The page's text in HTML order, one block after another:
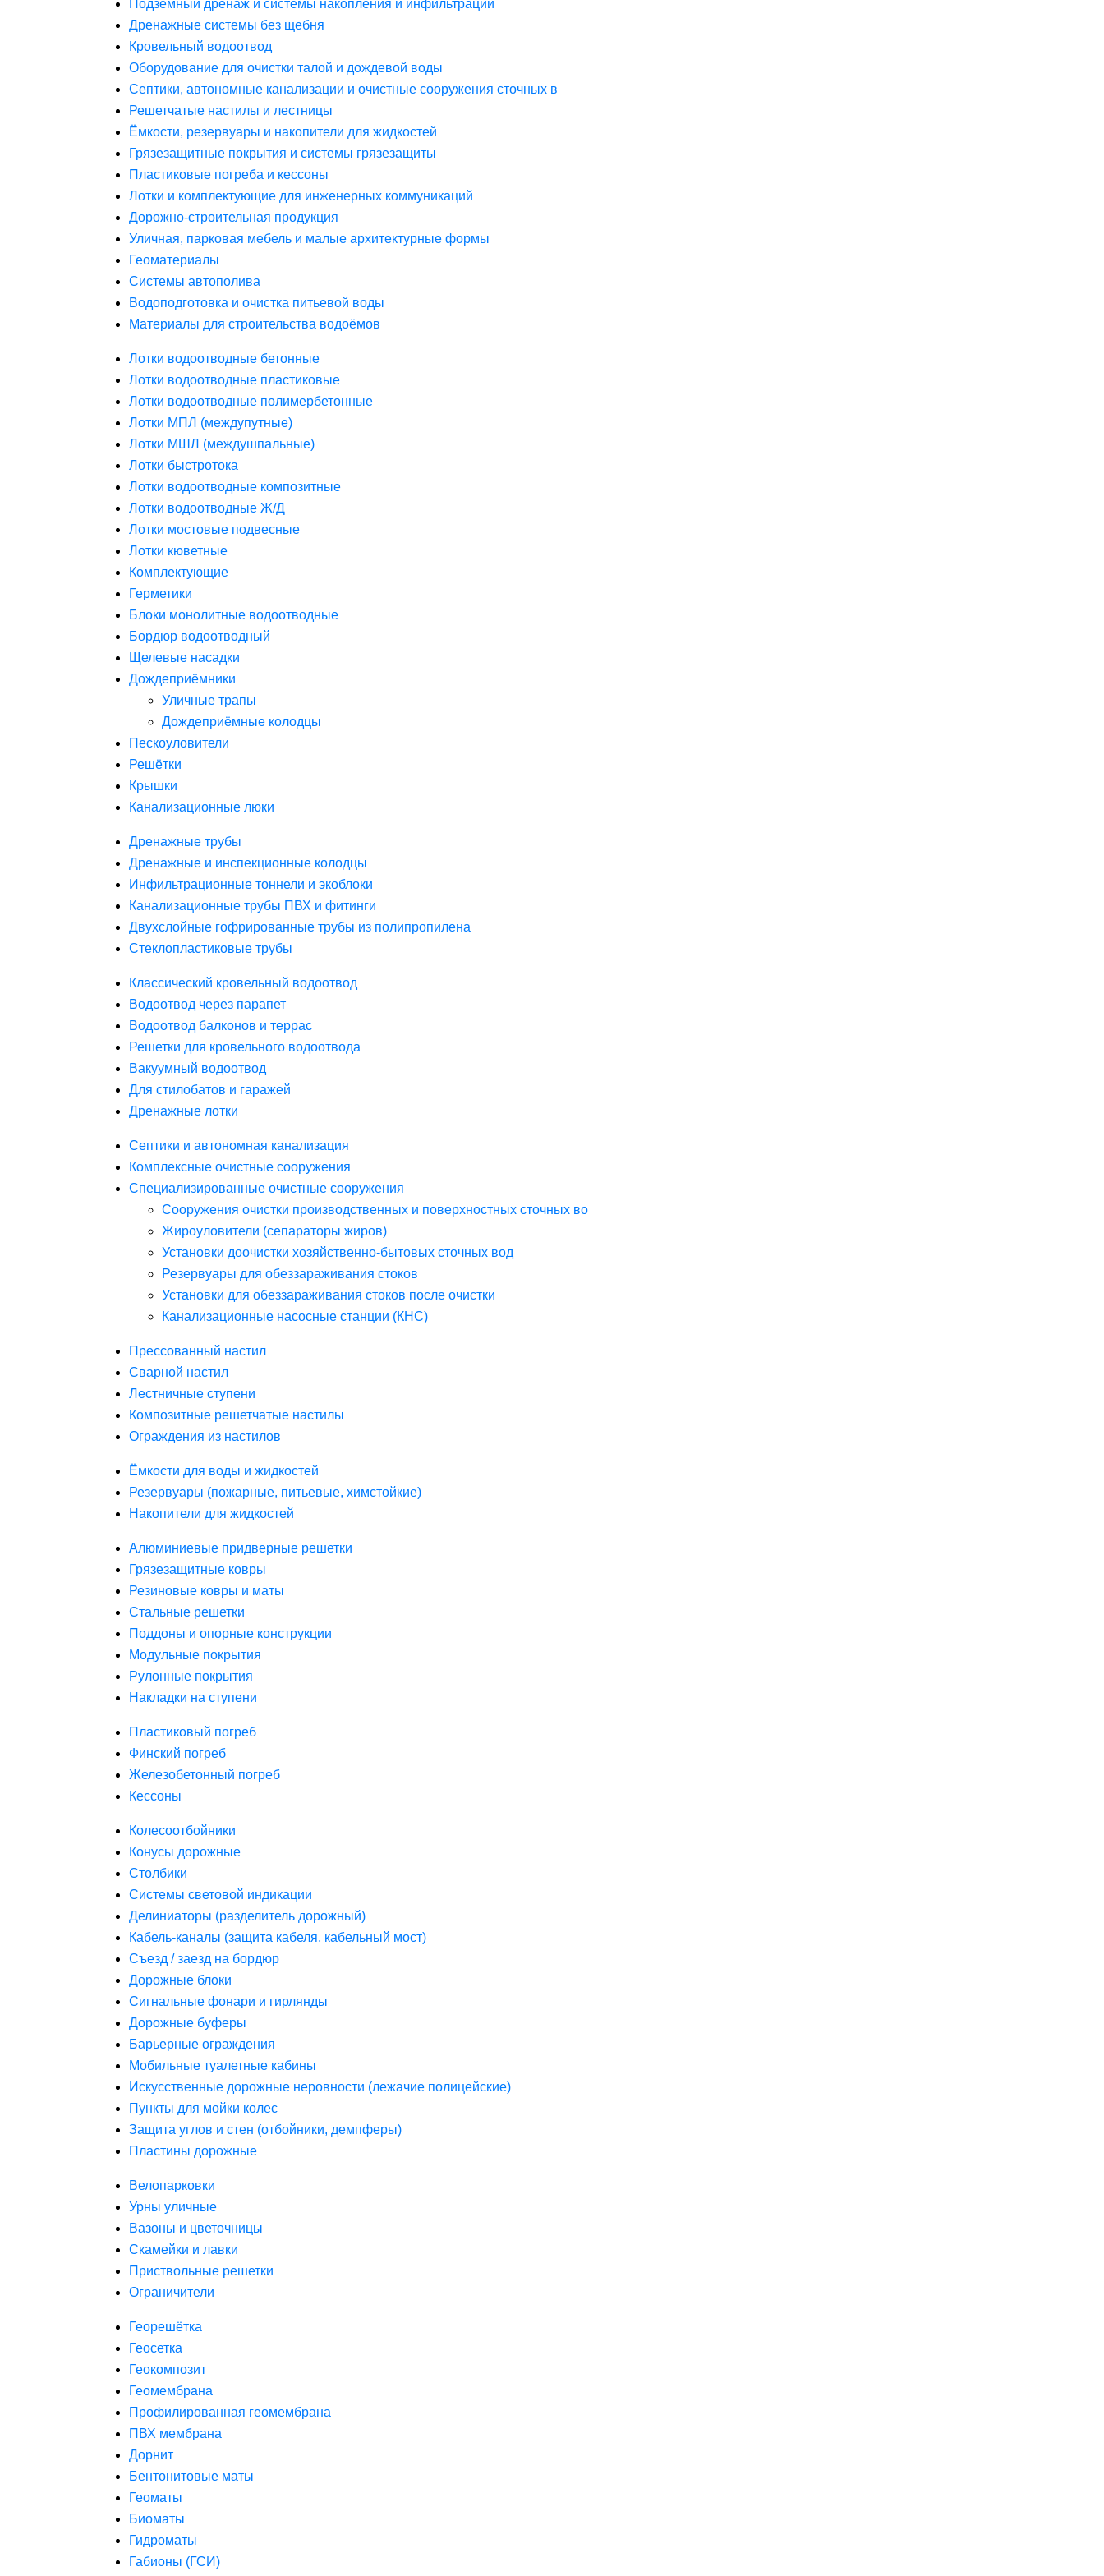
Подземный дренаж и системы накопления и инфильтрации
Дренажные системы без щебня
Кровельный водоотвод
Оборудование для очистки талой и дождевой воды
Септики, автономные канализации и очистные сооружения сточных в
Решетчатые настилы и лестницы
Ёмкости, резервуары и накопители для жидкостей
Грязезащитные покрытия и системы грязезащиты
Пластиковые погреба и кессоны
Лотки и комплектующие для инженерных коммуникаций
Дорожно-строительная продукция
Уличная, парковая мебель и малые архитектурные формы
Геоматериалы
Системы автополива
Водоподготовка и очистка питьевой воды
Материалы для строительства водоёмов
Лотки водоотводные бетонные
Лотки водоотводные пластиковые
Лотки водоотводные полимербетонные
Лотки МПЛ (междупутные)
Лотки МШЛ (междушпальные)
Лотки быстротока
Лотки водоотводные композитные
Лотки водоотводные Ж/Д
Лотки мостовые подвесные
Лотки кюветные
Комплектующие
Герметики
Блоки монолитные водоотводные
Бордюр водоотводный
Щелевые насадки
Дождеприёмники
Уличные трапы
Дождеприёмные колодцы
Пескоуловители
Решётки
Крышки
Канализационные люки
Дренажные трубы
Дренажные и инспекционные колодцы
Инфильтрационные тоннели и экоблоки
Канализационные трубы ПВХ и фитинги
Двухслойные гофрированные трубы из полипропилена
Стеклопластиковые трубы
Классический кровельный водоотвод
Водоотвод через парапет
Водоотвод балконов и террас
Решетки для кровельного водоотвода
Вакуумный водоотвод
Для стилобатов и гаражей
Дренажные лотки
Септики и автономная канализация
Комплексные очистные сооружения
Специализированные очистные сооружения
Сооружения очистки производственных и поверхностных сточных во
Жироуловители (сепараторы жиров)
Установки доочистки хозяйственно-бытовых сточных вод
Резервуары для обеззараживания стоков
Установки для обеззараживания стоков после очистки
Канализационные насосные станции (КНС)
Прессованный настил
Сварной настил
Лестничные ступени
Композитные решетчатые настилы
Ограждения из настилов
Ёмкости для воды и жидкостей
Резервуары (пожарные, питьевые, химстойкие)
Накопители для жидкостей
Алюминиевые придверные решетки
Грязезащитные ковры
Резиновые ковры и маты
Стальные решетки
Поддоны и опорные конструкции
Модульные покрытия
Рулонные покрытия
Накладки на ступени
Пластиковый погреб
Финский погреб
Железобетонный погреб
Кессоны
Колесоотбойники
Конусы дорожные
Столбики
Системы световой индикации
Делиниаторы (разделитель дорожный)
Кабель-каналы (защита кабеля, кабельный мост)
Съезд / заезд на бордюр
Дорожные блоки
Сигнальные фонари и гирлянды
Дорожные буферы
Барьерные ограждения
Мобильные туалетные кабины
Искусственные дорожные неровности (лежачие полицейские)
Пункты для мойки колес
Защита углов и стен (отбойники, демпферы)
Пластины дорожные
Велопарковки
Урны уличные
Вазоны и цветочницы
Скамейки и лавки
Приствольные решетки
Ограничители
Георешётка
Геосетка
Геокомпозит
Геомембрана
Профилированная геомембрана
ПВХ мембрана
Дорнит
Бентонитовые маты
Геоматы
Биоматы
Гидроматы
Габионы (ГСИ)